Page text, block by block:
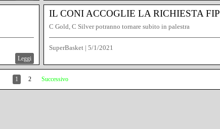
Leggi
IL CONI ACCOGLIE LA RICHIESTA FIP
C Gold, C Silver potranno tornare subito in palestra
SuperBasket | 5/1/2021
1 2 Successivo